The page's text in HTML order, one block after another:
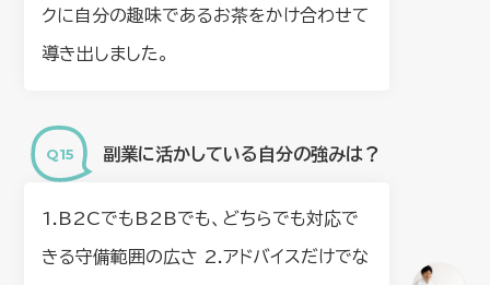
クに自分の趣味であるお茶をかけ合わせて
導き出しました。
副業に活かしている自分の強みは？
1.B2CでもB2Bでも、どちらでも対応で
きる守備範囲の広さ 2.アドバイスだけでな